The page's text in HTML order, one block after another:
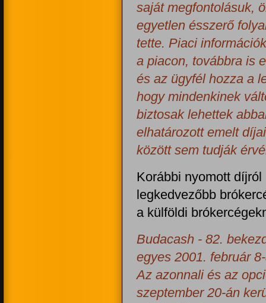
saját megfontolásuk,
egyetlen ésszerő
tette. Piaci
a piacon, továbbra is
és az ügyfél hozza a
hogy mindenkinek
biztosak lehettek
elhatározott emelt
között sem tudják
Korábbi nyomott
legkedvezőbb
a külföldi
Budacash - 82.
egyes 2001. február
Az azonnali és az
szeptember 20-án